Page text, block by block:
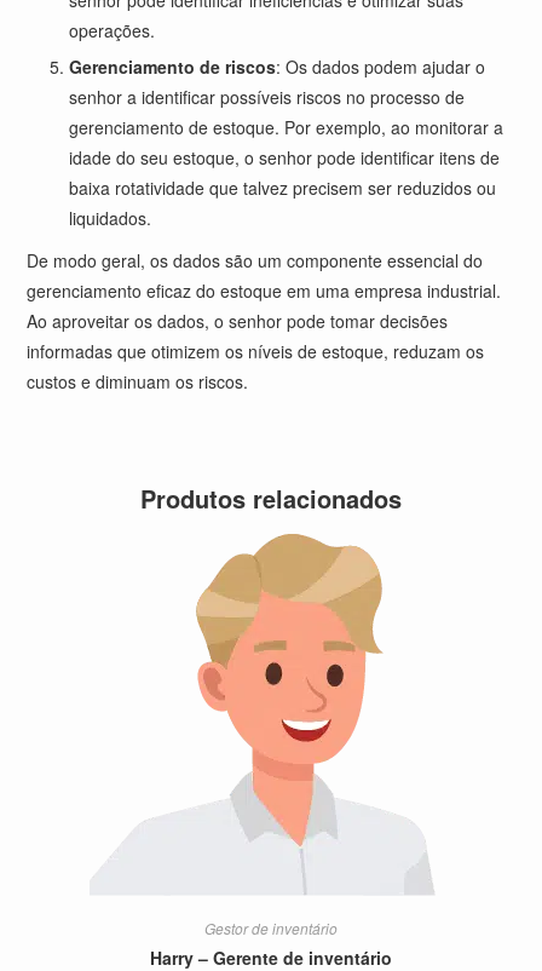
operações.
Gerenciamento de riscos: Os dados podem ajudar o
senhor a identificar possíveis riscos no processo de
gerenciamento de estoque. Por exemplo, ao monitorar a
idade do seu estoque, o senhor pode identificar itens de
baixa rotatividade que talvez precisem ser reduzidos ou
liquidados.
De modo geral, os dados são um componente essencial do
gerenciamento eficaz do estoque em uma empresa industrial.
Ao aproveitar os dados, o senhor pode tomar decisões
informadas que otimizem os níveis de estoque, reduzam os
custos e diminuam os riscos.
Produtos relacionados
Gestor de inventário
Harry – Gerente de inventário